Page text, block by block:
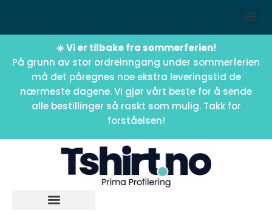
☀️ Vi er tilbake fra sommerferien!
På grunn av stor ordreinngang under sommerferien
må det påregnes noe ekstra leveringstid de
nærmeste dagene. Vi gjør vårt beste for å sende
alle bestillinger så raskt som mulig. Takk for
forståelsen!